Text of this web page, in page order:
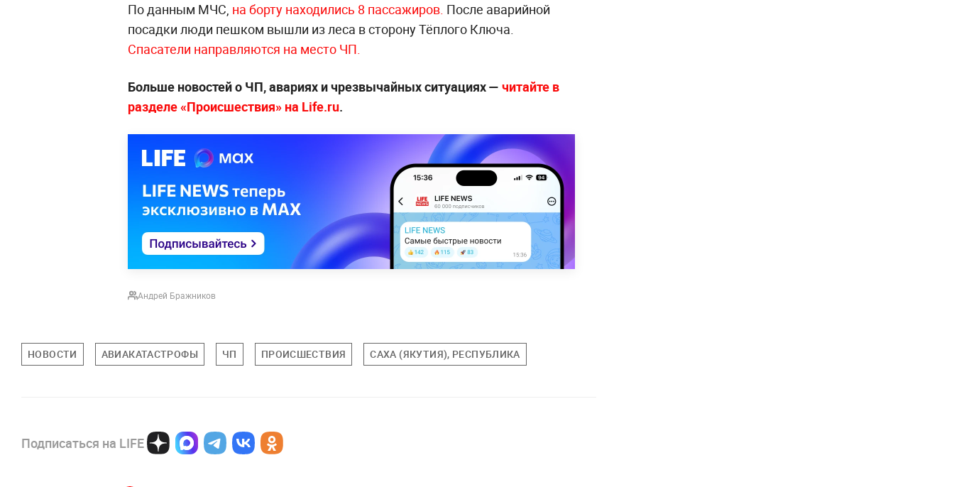
По данным МЧС, на борту находились 8 пассажиров. После аварийной
посадки люди пешком вышли из леса в сторону Тёплого Ключа.
Спасатели направляются на место ЧП.
Больше новостей о ЧП, авариях и чрезвычайных ситуациях — читайте в
разделе «Происшествия» на Life.ru.
Андрей Бражников
НОВОСТИ АВИАКАТАСТРОФЫ ЧП ПРОИСШЕСТВИЯ САХА (ЯКУТИЯ), РЕСПУБЛИКА
Подписаться на LIFE